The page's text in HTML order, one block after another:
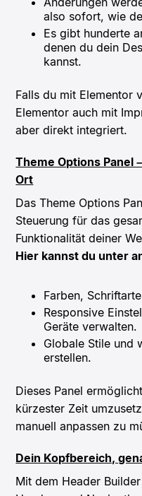
also sofort, wie
Es gibt hunderte
denen du dein
kannst.
Falls du mit Elementor
Elementor auch mit
aber direkt integriert.
Theme Options Panel
Ort
Das Theme Options
Steuerung für das
Funktionalität deiner
Hier kannst du unter
Farben,
Responsive
Geräte verwalten.
Globale Stile und
erstellen.
Dieses Panel
kürzester Zeit
manuell anpassen zu
Dein Kopfbereich,
Mit dem Header